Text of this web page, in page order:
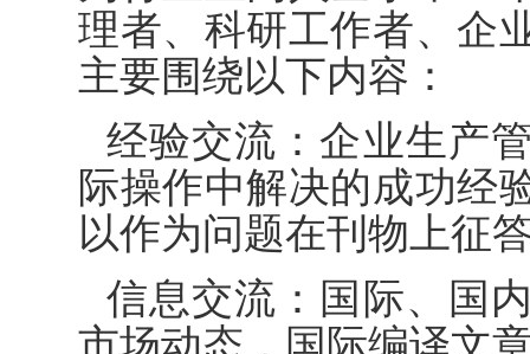
理者、科研工作者、企
主要围绕以下内容：
经验交流：企业生产
际操作中解决的成功经
以作为问题在刊物上征
信息交流：国际、国
市场动态，国际编译文